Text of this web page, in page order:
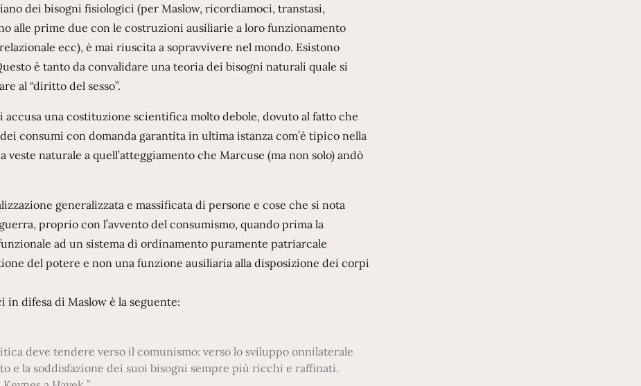
dei bisogni fisiologici (per Maslow, ricordiamoci, transtasi,
alle prime due con le costruzioni ausiliarie a loro funzionamento
ecc), è mai riuscita a sopravvivere nel mondo. Esistono
è tanto da convalidare una teoria dei bisogni naturali quale si
al “diritto del sesso”.
una costituzione scientifica molto debole, dovuto al fatto che
consumi con domanda garantita in ultima istanza com’è tipico nella
naturale a quell’atteggiamento che Marcuse (ma non solo) andò
generalizzata e massificata di persone e cose che si nota
proprio con l’avvento del consumismo, quando prima la
ad un sistema di ordinamento puramente patriarcale
del potere e non una funzione ausiliaria alla disposizione dei corpi
difesa di Maslow è la seguente:
deve tendere verso il comunismo: verso lo sviluppo onnilaterale
e la soddisfazione dei suoi bisogni sempre più ricchi e raffinati.